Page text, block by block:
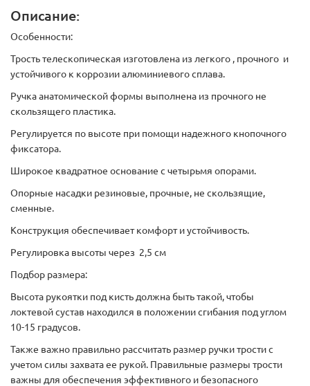
Описание:
Особенности:
Трость телескопическая изготовлена из легкого , прочного и
устойчивого к коррозии алюминиевого сплава.
Ручка анатомической формы выполнена из прочного не
скользящего пластика.
Регулируется по высоте при помощи надежного кнопочного
фиксатора.
Широкое квадратное основание с четырьмя опорами.
Опорные насадки резиновые, прочные, не скользящие,
сменные.
Конструкция обеспечивает комфорт и устойчивость.
Регулировка высоты через 2,5 см
Подбор размера:
Высота рукоятки под кисть должна быть такой, чтобы
локтевой сустав находился в положении сгибания под углом
10-15 градусов.
Также важно правильно рассчитать размер ручки трости с
учетом силы захвата ее рукой. Правильные размеры трости
важны для обеспечения эффективного и безопасного